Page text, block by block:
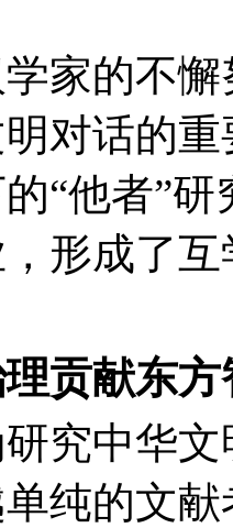
的不懈
对话的
“他者”
形成了
贡献东
中华文
纯的文